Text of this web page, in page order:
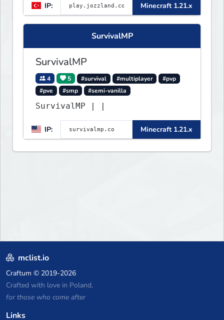
IP: Minecraft 1.21.x
SurvivalMP
SurvivalMP
4 5 #survival #multiplayer
#pvp
#pve
#smp #semi-vanilla
SurvivalMP | |
IP: Minecraft 1.21.x
mclist.io
Craftum © 2019-2026
Crafted with love in Poland,
for those who come after
Links